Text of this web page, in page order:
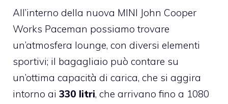
All’interno della nuova MINI John Cooper
Works Paceman possiamo trovare
un’atmosfera lounge, con diversi elementi
sportivi; il bagagliaio può contare su
un’ottima capacità di carica, che si aggira
intorno ai 330 litri, che arrivano fino a 1080